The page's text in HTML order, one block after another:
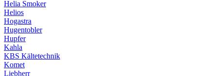
Helia Smoker
Helios
Hogastra
Hugentobler
Hupfer
Kahla
KBS Kältetechnik
Komet
Liebherr